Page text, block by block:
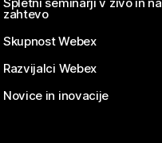
zahtevo
Skupnost Webex
Razvijalci Webex
Novice in inovacije